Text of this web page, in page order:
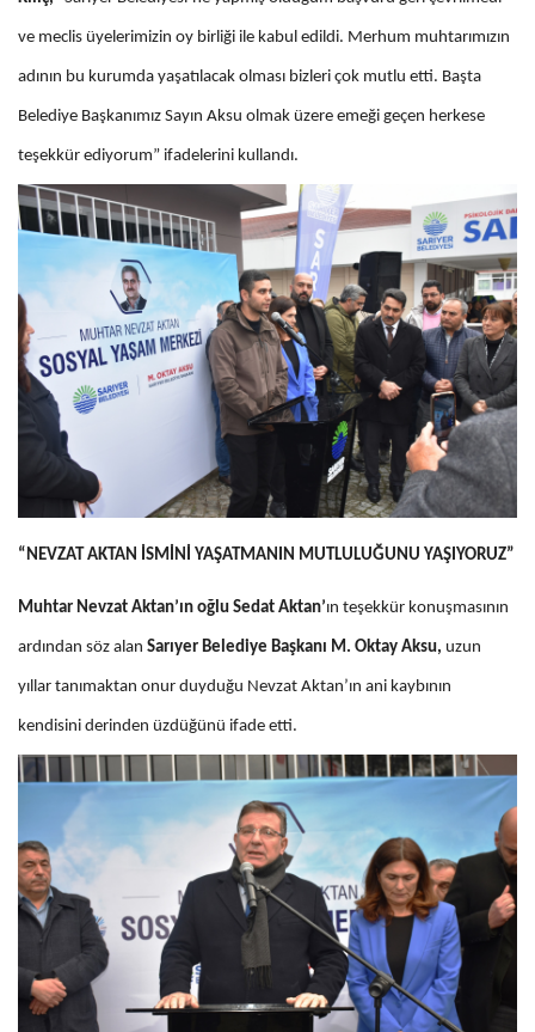
ve meclis üyelerimizin oy birliği ile kabul edildi. Merhum muhtarımızın
adının bu kurumda yaşatılacak olması bizleri çok mutlu etti. Başta
Belediye Başkanımız Sayın Aksu olmak üzere emeği geçen herkese
teşekkür ediyorum” ifadelerini kullandı.
“NEVZAT AKTAN İSMİNİ YAŞATMANIN MUTLULUĞUNU YAŞIYORUZ”
Muhtar Nevzat Aktan’ın oğlu Sedat Aktan’ın teşekkür konuşmasının
ardından söz alan Sarıyer Belediye Başkanı M. Oktay Aksu, uzun
yıllar tanımaktan onur duyduğu Nevzat Aktan’ın ani kaybının
kendisini derinden üzdüğünü ifade etti.